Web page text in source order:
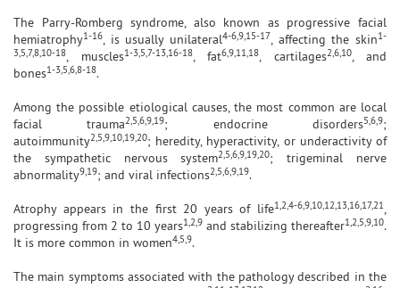
The Parry-Romberg syndrome, also known as progressive facial
hemiatrophy1-16, is usually unilateral4-6,9,15-17, affecting the skin1-
3,5,7,8,10-18, muscles1-3,5,7-13,16-18, fat6,9,11,18, cartilages2,6,10, and
bones1-3,5,6,8-18.
Among the possible etiological causes, the most common are local
facial trauma2,5,6,9,19; endocrine disorders5,6,9;
autoimmunity2,5,9,10,19,20; heredity, hyperactivity, or underactivity of
the sympathetic nervous system2,5,6,9,19,20; trigeminal nerve
abnormality9,19; and viral infections2,5,6,9,19.
Atrophy appears in the first 20 years of life1,2,4-6,9,10,12,13,16,17,21,
progressing from 2 to 10 years1,2,9 and stabilizing thereafter1,2,5,9,10.
It is more common in women4,5,9.
The main symptoms associated with the pathology described in the